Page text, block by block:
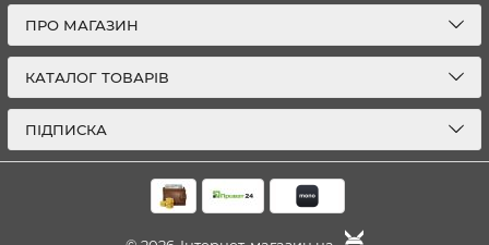
ПРО МАГАЗИН
КАТАЛОГ ТОВАРІВ
ПІДПИСКА